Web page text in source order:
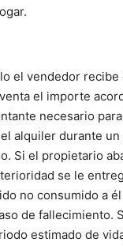
el vendedor recibe
el importe
necesario
alquiler durante
Si el propietario
se le
no consumido a él
de fallecimiento.
estimado de